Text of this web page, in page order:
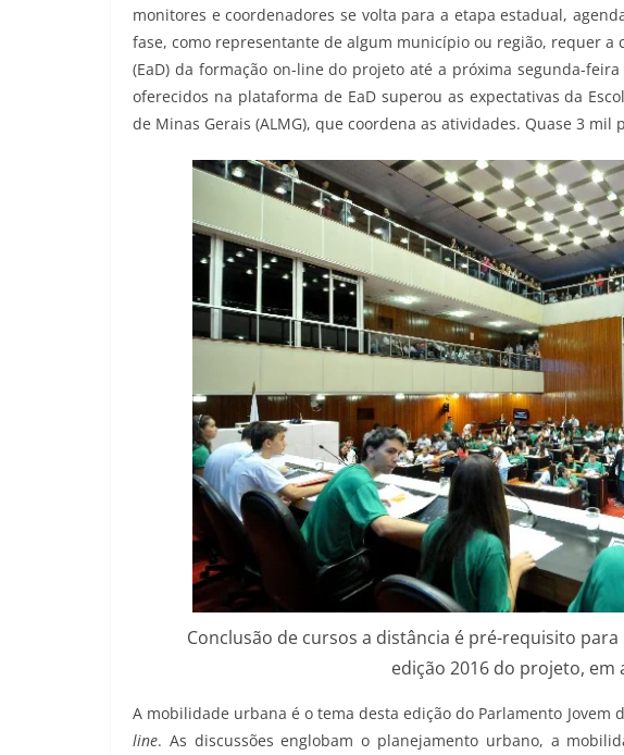
monitores e coordenadores se volta para a etapa estadual,
fase, como representante de algum município ou região, requer a
(EaD) da formação on-line do projeto até a próxima segunda-
oferecidos na plataforma de EaD superou as expectativas da
de Minas Gerais (ALMG), que coordena as atividades. Quase 3 mil
Conclusão de cursos a distância é pré-requisito
edição 2016 do projeto, em
A mobilidade urbana é o tema desta edição do Parlamento Jovem
line. As discussões englobam o planejamento urbano, a